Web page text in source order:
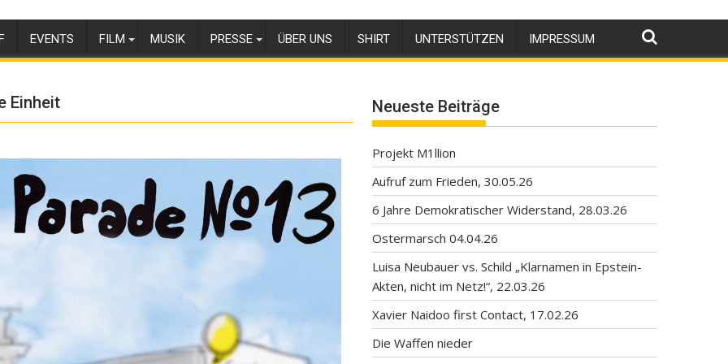
EVENTS FILM MUSIK PRESSE ÜBER UNS SHIRT UNTERSTÜTZEN IMPRESSUM
Einheit Neueste Beiträge
Projekt M1llion
Aufruf zum Frieden, 30.05.26
6 Jahre Demokratischer Widerstand, 28.03.26
Ostermarsch 04.04.26
Luisa Neubauer vs. Schild „Klarnamen in Epstein-
Akten, nicht im Netz!“, 22.03.26
Xavier Naidoo first Contact, 17.02.26
Die Waffen nieder